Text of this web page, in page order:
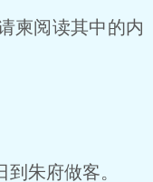
柬阅读其中的内
朱府做客。